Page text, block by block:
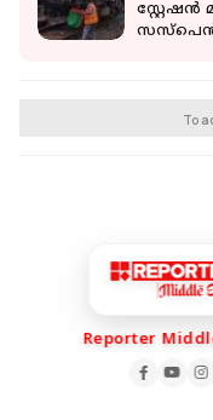
സ്റ്റേഷന്‍
To
Reporter